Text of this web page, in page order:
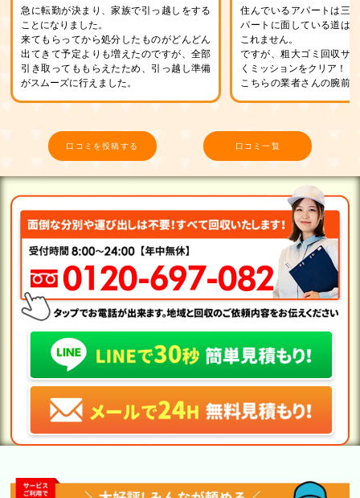
急に転勤が決まり、家族で引っ越しをする
ことになりました。
来てもらってから処分したものがどんどん
出てきて予定よりも増えたのですが、全部
引き取ってももらえたため、引っ越し準備
がスムーズに行えました。
住んでいるアパートは三
パートに面している道は
これません。
ですが、粗大ゴミ回収サ
くミッションをクリア！
こちらの業者さんの腕前
口コミを投稿する 口コミ一覧
0120-697-082